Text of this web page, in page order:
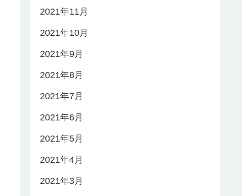
2021年11月
2021年10月
2021年9月
2021年8月
2021年7月
2021年6月
2021年5月
2021年4月
2021年3月